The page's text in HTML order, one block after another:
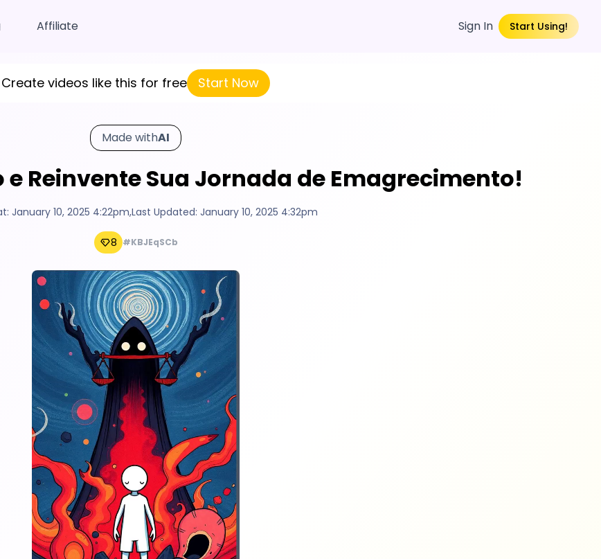
Affiliate Sign In Start Using!
Create videos like this for free Start Now
Made withAI
e Reinvente Sua Jornada de Emagrecimento!
January 10, 2025 4:22pm,Last Updated: January 10, 2025 4:32pm
8 #KBJEqSCb